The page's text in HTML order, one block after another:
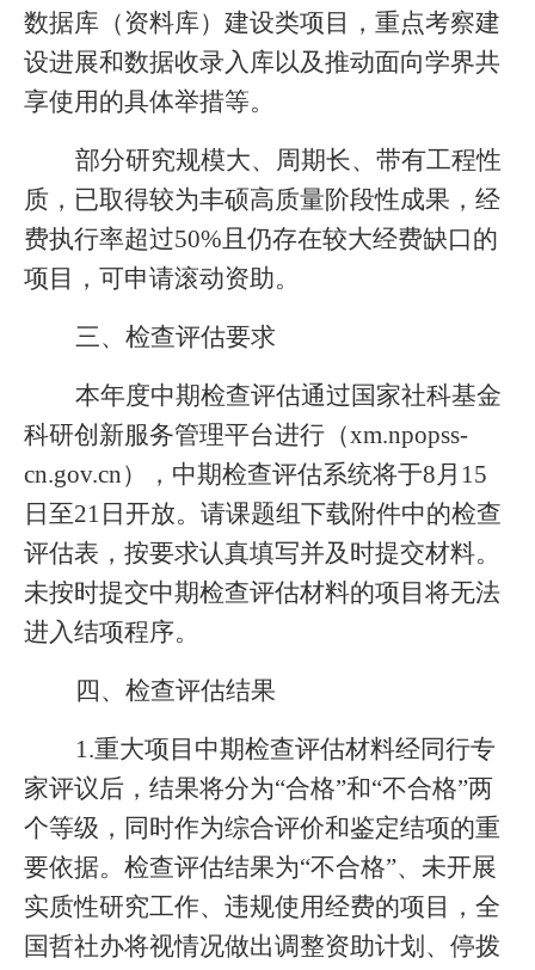
数据库（资料库）建设类项目，重点考察建
设进展和数据收录入库以及推动面向学界共
享使用的具体举措等。
部分研究规模大、周期长、带有工程性
质，已取得较为丰硕高质量阶段性成果，经
费执行率超过50%且仍存在较大经费缺口的
项目，可申请滚动资助。
三、检查评估要求
本年度中期检查评估通过国家社科基金
科研创新服务管理平台进行（xm.npopss-
cn.gov.cn），中期检查评估系统将于8月15
日至21日开放。请课题组下载附件中的检查
评估表，按要求认真填写并及时提交材料。
未按时提交中期检查评估材料的项目将无法
进入结项程序。
四、检查评估结果
1.重大项目中期检查评估材料经同行专
家评议后，结果将分为“合格”和“不合格”两
个等级，同时作为综合评价和鉴定结项的重
要依据。检查评估结果为“不合格”、未开展
实质性研究工作、违规使用经费的项目， 全
国哲社办将视情况做出调整资助计划、停拨